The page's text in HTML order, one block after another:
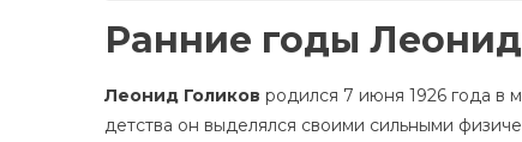
Ранние годы
Леонид Голиков родился 7 июня 1926 года в
детства он выделялся своими сильными